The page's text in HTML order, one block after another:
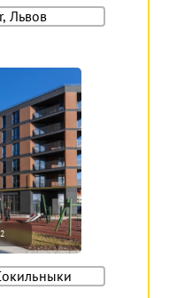
Львов
2